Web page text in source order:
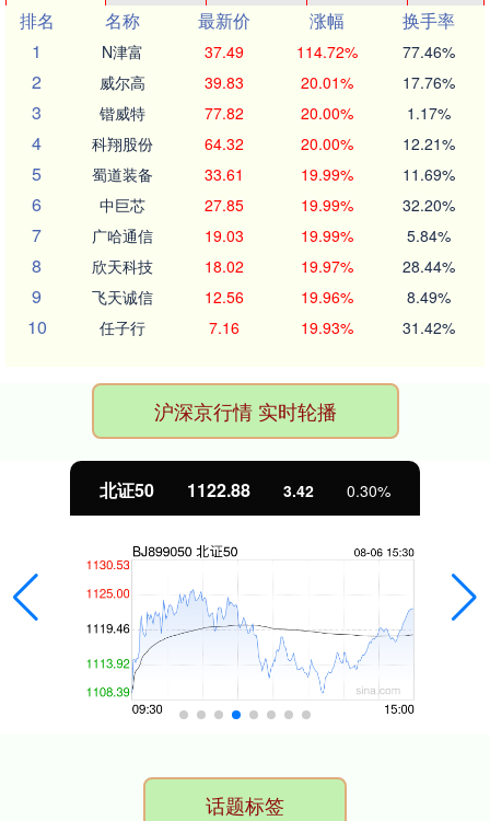
排名
名称 最新价 涨幅
换手率
1
N津富 37.49 114.72% 77.46%
2 威尔高 39.83 20.01% 17.76%
3 锴威特 77.82 20.00% 1.17%
4 科翔股份 64.32 20.00% 12.21%
5 蜀道装备 33.61 19.99% 11.69%
6 中巨芯 27.85 19.99% 32.20%
7 广哈通信 19.03 19.99% 5.84%
8 欣天科技 18.02 19.97% 28.44%
9 飞天诚信 12.56 19.96% 8.49%
10 任子行 7.16 19.93% 31.42%
沪深京行情 实时轮播
北证50 1122.88 3.42 0.30%
话题标签